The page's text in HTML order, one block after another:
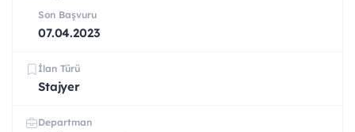
Son Başvuru
07.04.2023
İlan Türü
Stajyer
Departman